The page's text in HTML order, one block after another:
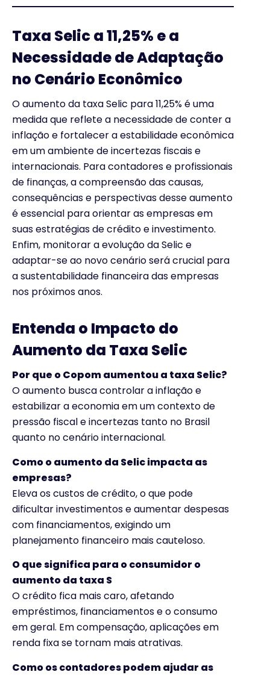
Taxa Selic a 11,25% e a
Necessidade de Adaptação
no Cenário Econômico
O aumento da taxa Selic para 11,25% é uma
medida que reflete a necessidade de conter a
inflação e fortalecer a estabilidade econômica
em um ambiente de incertezas fiscais e
internacionais. Para contadores e profissionais
de finanças, a compreensão das causas,
consequências e perspectivas desse aumento
é essencial para orientar as empresas em
suas estratégias de crédito e investimento.
Enfim, monitorar a evolução da Selic e
adaptar-se ao novo cenário será crucial para
a sustentabilidade financeira das empresas
nos próximos anos.
Entenda o Impacto do
Aumento da Taxa Selic
Por que o Copom aumentou a taxa Selic?
O aumento busca controlar a inflação e
estabilizar a economia em um contexto de
pressão fiscal e incertezas tanto no Brasil
quanto no cenário internacional.
Como o aumento da Selic impacta as
empresas?
Eleva os custos de crédito, o que pode
dificultar investimentos e aumentar despesas
com financiamentos, exigindo um
planejamento financeiro mais cauteloso.
O que significa para o consumidor o
aumento da taxa S
O crédito fica mais caro, afetando
empréstimos, financiamentos e o consumo
em geral. Em compensação, aplicações em
renda fixa se tornam mais atrativas.
Como os contadores podem ajudar as